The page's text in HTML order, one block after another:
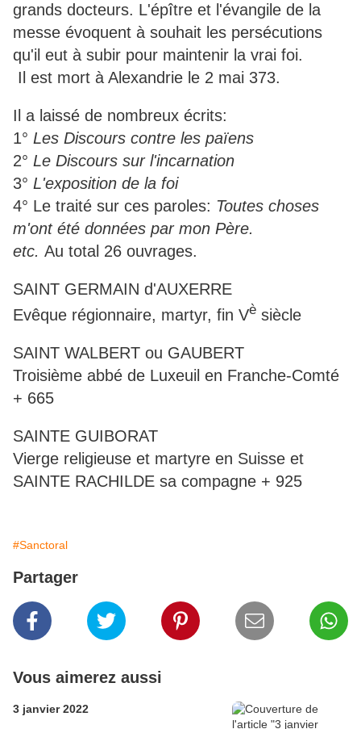
grands docteurs. L'épître et l'évangile de la
messe évoquent à souhait les persécutions
qu'il eut à subir pour maintenir la vrai foi.
Il est mort à Alexandrie le 2 mai 373.
Il a laissé de nombreux écrits:
1° Les Discours contre les païens
2° Le Discours sur l'incarnation
3° L'exposition de la foi
4° Le traité sur ces paroles: Toutes choses
m'ont été données par mon Père.
etc. Au total 26 ouvrages.
SAINT GERMAIN d'AUXERRE
Evêque régionnaire, martyr, fin Vè siècle
SAINT WALBERT ou GAUBERT
Troisième abbé de Luxeuil en Franche-Comté
+ 665
SAINTE GUIBORAT
Vierge religieuse et martyre en Suisse et
SAINTE RACHILDE sa compagne + 925
#Sanctoral
Partager
Vous aimerez aussi
3 janvier 2022